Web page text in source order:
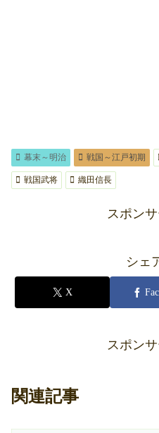
幕末～明治 戦国～江戸初期
戦国武将 織田信長
スポン
シェ
X
スポン
関連記事